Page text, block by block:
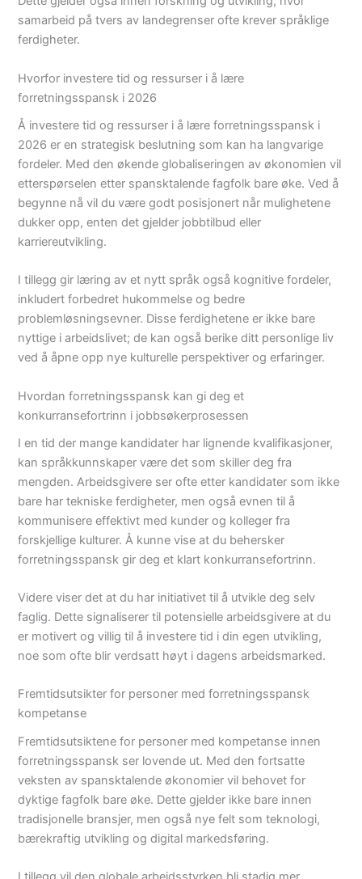
samarbeid på tvers av landegrenser ofte krever språklige
ferdigheter.
Hvorfor investere tid og ressurser i å lære
forretningsspansk i 2026
Å investere tid og ressurser i å lære forretningsspansk i
2026 er en strategisk beslutning som kan ha langvarige
fordeler. Med den økende globaliseringen av økonomien vil
etterspørselen etter spansktalende fagfolk bare øke. Ved å
begynne nå vil du være godt posisjonert når mulighetene
dukker opp, enten det gjelder jobbtilbud eller
karriereutvikling.
I tillegg gir læring av et nytt språk også kognitive fordeler,
inkludert forbedret hukommelse og bedre
problemløsningsevner. Disse ferdighetene er ikke bare
nyttige i arbeidslivet; de kan også berike ditt personlige liv
ved å åpne opp nye kulturelle perspektiver og erfaringer.
Hvordan forretningsspansk kan gi deg et
konkurransefortrinn i jobbsøkerprosessen
I en tid der mange kandidater har lignende kvalifikasjoner,
kan språkkunnskaper være det som skiller deg fra
mengden. Arbeidsgivere ser ofte etter kandidater som ikke
bare har tekniske ferdigheter, men også evnen til å
kommunisere effektivt med kunder og kolleger fra
forskjellige kulturer. Å kunne vise at du behersker
forretningsspansk gir deg et klart konkurransefortrinn.
Videre viser det at du har initiativet til å utvikle deg selv
faglig. Dette signaliserer til potensielle arbeidsgivere at du
er motivert og villig til å investere tid i din egen utvikling,
noe som ofte blir verdsatt høyt i dagens arbeidsmarked.
Fremtidsutsikter for personer med forretningsspansk
kompetanse
Fremtidsutsiktene for personer med kompetanse innen
forretningsspansk ser lovende ut. Med den fortsatte
veksten av spansktalende økonomier vil behovet for
dyktige fagfolk bare øke. Dette gjelder ikke bare innen
tradisjonelle bransjer, men også nye felt som teknologi,
bærekraftig utvikling og digital markedsføring.